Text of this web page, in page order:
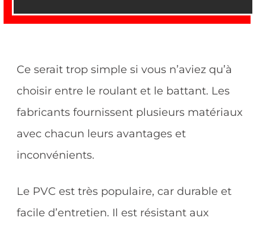
Ce serait trop simple si vous n’aviez qu’à
choisir entre le roulant et le battant. Les
fabricants fournissent plusieurs matériaux
avec chacun leurs avantages et
inconvénients.
Le PVC est très populaire, car durable et
facile d’entretien. Il est résistant aux